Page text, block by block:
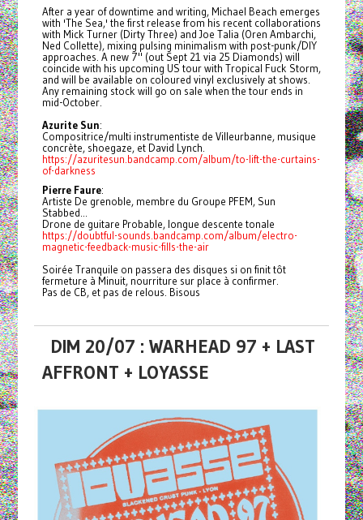
After a year of downtime and writing, Michael Beach emerges
with 'The Sea,' the first release from his recent collaborations
with Mick Turner (Dirty Three) and Joe Talia (Oren Ambarchi,
Ned Collette), mixing pulsing minimalism with post-punk/DIY
approaches. A new 7" (out Sept 21 via 25 Diamonds) will
coincide with his upcoming US tour with Tropical Fuck Storm,
and will be available on coloured vinyl exclusively at shows.
Any remaining stock will go on sale when the tour ends in
mid-October.
Azurite Sun:
Compositrice/multi instrumentiste de Villeurbanne, musique
concrète, shoegaze, et David Lynch.
https://azuritesun.bandcamp.com/album/to-lift-the-curtains-
of-darkness
Pierre Faure:
Artiste De grenoble, membre du Groupe PFEM, Sun
Stabbed...
Drone de guitare Probable, longue descente tonale
https://doubtful-sounds.bandcamp.com/album/electro-
magnetic-feedback-music-fills-the-air
Soirée Tranquile on passera des disques si on finit tôt
fermeture à Minuit, nourriture sur place à confirmer.
Pas de CB, et pas de relous. Bisous
DIM 20/07 : WARHEAD 97 + LAST
AFFRONT + LOYASSE